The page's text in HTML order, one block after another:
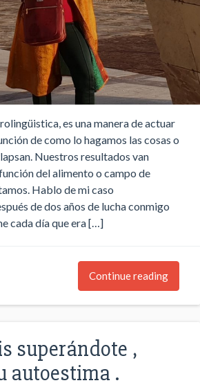
es una manera de actuar
de como lo hagamos las cosas o
Nuestros resultados van
del alimento o campo de
Hablo de mi caso
de dos años de lucha conmigo
cada día que era […]
Continue reading
superándote ,
autoestima .